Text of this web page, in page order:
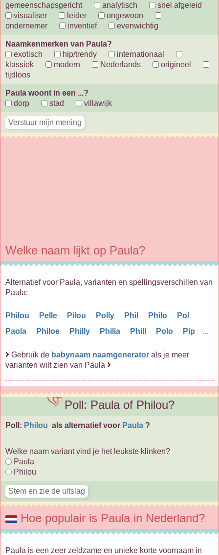
gemeenschapsgericht
analytisch
snel afgeleid
visualiser
leider
ongewoon
ondernemer
inventief evenwichtig
Naamkenmerken van Paula?
exotisch
hip/trendy
internationaal
klassiek
modern Nederlands
origineel
tijdloos
Paula woont in een ...?
dorp
stad villawijk
Welke naam lijkt op Paula?
Alternatief voor Paula, varianten en spellingsverschillen van
Paula:
Philou Pelle Pilou Polly Phil Philo
Pol
Paola
Philoe Philly Philia Phill Polo Pip ...
Gebruik de babynaam naamgenerator als je meer
varianten wilt zien van Paula
Poll: Paula of Philou?
Poll: Philou als alternatief voor Paula ?
Welke naam variant vind je het leukste klinken?
Paula
Philou
Hoe populair is Paula in Nederland?
Paula is een zeer zeldzame en unieke korte voornaam in